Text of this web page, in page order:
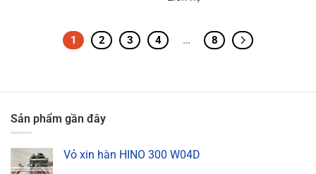
1 2 3 4 … 8
Sản phẩm gần đây
Vỏ xin hàn HINO 300 W04D